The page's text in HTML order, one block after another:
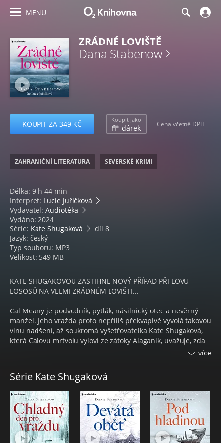
MENU
ZRÁDNÉ LOVIŠTĚ
Dana Stabenow
KOUPIT ZA 349 KČ Koupit jako
dárek Cena včetně DPH
ZAHRANIČNÍ LITERATURA SEVERSKÉ KRIMI
Délka: 9 h 44 min
Interpret: Lucie Juřičková
Vydavatel: Audiotéka
Vydáno: 2024
Série: Kate Shugaková
díl 8
Jazyk: český
Typ souboru: MP3
Velikost: 549 MB
KATE SHUGAKOVOU ZASTIHNE NOVÝ PŘÍPAD PŘI LOVU
LOSOSŮ NA VELMI ZRÁDNÉM LOVIŠTI...
Cal Meany je podvodník, pytlák, násilnický otec a nevěrný
manžel. Jeho vražda proto nepříliš překvapivě vyvolá takovou
vlnu nadšení, až soukromá vyšetřovatelka Kate Shugaková,
která Calovu mrtvolu vyloví ze zátoky Alaganik, uvažuje, zda
má vraha zatknout, nebo ho pochválit. Překvapivé ovšem je,
Hlavními podezřelými se stávají Meanyho nepříliš
zarmoucená manželka a jeho děti. Motiv k vraždě by ovšem
měla i většina sousedů. Nicméně poté, co se okolnosti
dramaticky vyhrotí, začne Kate uvažovat o tom, že tenhle
neobvyklý případ možná nepůjde tak snadno vyřešit...
více
Série Kate Shugaková